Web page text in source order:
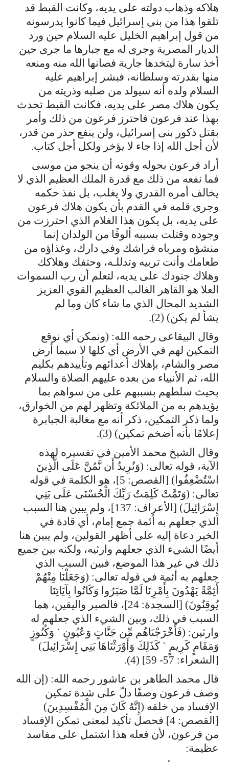
هلاكه وذهاب دولته على يديه، وكانت القبط قد
تلقوا هذا من بنى إسرائيل فيما كانوا يدرسونه
من قول إبراهيم الخليل عليه السلام حين ورد
الديار المصرية وجرى له مع جبارها ما جرى حين
أخذ سارة ليتخدها جارية فصانها الله منه ومنعه
منها بقدرته وسلطانه، فبشر إبراهيم عليه
السلام ولده أنه سيولد من صلبه وذريته من
يكون هلاك مصر على يديه، فكانت القبط تحدث
بهذا عند فرعون فاحترز فرعون من ذلك وأمر
بقتل ذكور بنى إسرائيل، ولن ينفع حذر من قدر،
لأن أجل الله إذا جاء لا يؤخر ولكل أجل كتاب.
أراد فرعون بحوله وقوته أن ينجو من موسى
فما نفعه من ذلك مع قدرة الملك العظيم الذي لا
يخالف أمره القدري ولا يغلب، بل نفذ حكمه
وجرى قلمه في القدم بأن يكون هلاك فرعون
على يديه، بل يكون هذا الغلام الذي احترزت من
وجوده وقتلت بسببه ألوفًا من الولدان إنما
منشؤه ومرباه فراشك وفي دارك، وغذاؤه من
طعامك وأنت تربيه وتدللـه، وحتفك وهلاكك
وهلاك جنودك على يديه، لتعلم أن رب السموات
العلا هو القاهر الغالب العظيم القوي العزيز
الشديد المحال الذي ما شاء كان وما لم
يشأ لم يكن) (2).
وقال البيقاعى رحمه الله: (ونمكن أي نوقع
التمكين لهم في الأرض أي كلها لا سيما أرض
مصر والشام، بإهلاك أعدائهم وتأييدهم بكليم
الله، ثم الأنبياء من بعده عليهم الصلاة والسلام
بحيث سلطهم بسببهم على من سواهم بما
يؤيدهم به من الملائكة وتظهر لهم من الخوارق،
ولما ذكر التمكين، ذكر أنه مع مغالبة الجبابرة
إعلامًا بأنه أضخم تمكين) (3).
وقال الشيخ محمد الأمين في تفسيره لهذه
الآية، قوله تعالى: (وَنُرِيدُ أَن نَّمُنَّ عَلَى الَّذِينَ
اسْتُضْعِفُوا) [القصص: 5]، هو الكلمة في قوله
تعالى: (وَتَمَّتْ كَلِمَتُ رَبِّكَ الْحُسْنَى عَلَى بَنِي
إِسْرَائِيلَ) [الأعراف: 137]، ولم يبين هنا السبب
الذي جعلهم به أئمة جمع إمام، أي قادة في
الخير دعاة إليه على أظهر القولين، ولم يبين هنا
أيضًا الشيء الذي جعلهم وارثيه، ولكنه بين جميع
ذلك في غير هذا الموضع، فبين السبب الذي
جعلهم به أئمة في قوله تعالى: (وَجَعَلْنَا مِنْهُمْ
أَئِمَّةً يَهْدُونَ بِأَمْرِنَا لَمَّا صَبَرُوا وَكَانُوا بِآيَاتِنَا
يُوقِنُونَ) [السجدة: 24]، فالصبر واليقين، هما
السبب في ذلك، وبين الشيء الذي جعلهم له
وارثين: (فَأَخْرَجْنَاهُم مِّن جَنَّاتٍ وَعُيُونٍ ` وَكُنُوزٍ
وَمَقَامٍ كَرِيمٍ ` كَذَلِكَ وَأَوْرَثْنَاهَا بَنِي إِسْرَائِيلَ)
[الشعراء: 57- 59] (4).
قال محمد الطاهر بن عاشور رحمه الله: (إن الله
وصف فرعون وصفًا دلّ على شدة تمكين
الإفساد من خلقه (إِنَّهُ كَانَ مِنَ الْمُفْسِدِينَ)
[القصص: 4] فحصل تأكيد لمعنى تمكن الإفساد
من فرعون، لأن فعله هذا اشتمل على مفاسد
عظيمة: